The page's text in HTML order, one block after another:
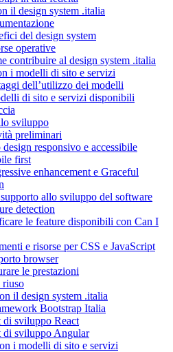
il design system .italia
del design system
operative
contribuire al design system .italia
i modelli di sito e servizi
dell’utilizzo dei modelli
di sito e servizi disponibili
sviluppo
preliminari
responsivo e accessibile
first
enhancement e Graceful
allo sviluppo del software
detection
le feature disponibili con Can I
e risorse per CSS e JavaScript
browser
le prestazioni
riuso
il design system .italia
Bootstrap Italia
sviluppo React
sviluppo Angular
i modelli di sito e servizi